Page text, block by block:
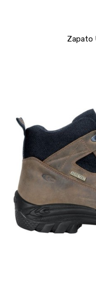
Zapato